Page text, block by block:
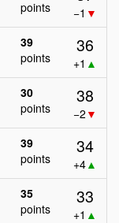
points
−1 ▼
39
points
36
+1 ▲
30
points
38
−2 ▼
39
points
34
+4▲
35
points
33
+1 ▲